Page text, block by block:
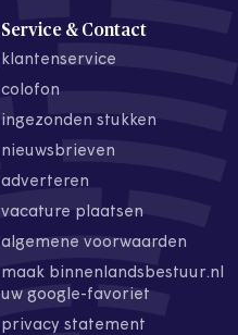
Service & Contact
klantenservice
colofon
ingezonden stukken
nieuwsbrieven
adverteren
vacature plaatsen
algemene voorwaarden
maak binnenlandsbestuur.nl
uw google-favoriet
privacy statement